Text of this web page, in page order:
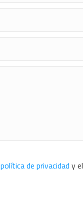
política de privacidad y el